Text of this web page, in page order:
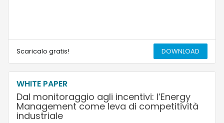
Scaricalo gratis! DOWNLOAD
WHITE PAPER
Dal monitoraggio agli incentivi: l’Energy
Management come leva di competitività
industriale